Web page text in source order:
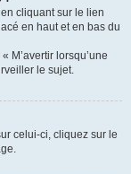
cliquant sur le lien
en haut et en bas du
M’avertir lorsqu’une
le sujet.
celui-ci, cliquez sur le